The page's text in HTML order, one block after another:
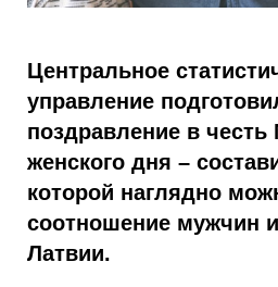
Центральное
управление
поздравление в
женского дня –
которой наглядно
соотношение мужчин
Латвии.